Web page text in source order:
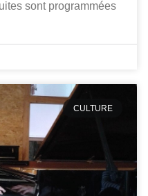
sont programmées
CULTURE